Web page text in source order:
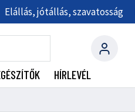
Elállás, jótállás, szavatosság
HÍRLEVÉL